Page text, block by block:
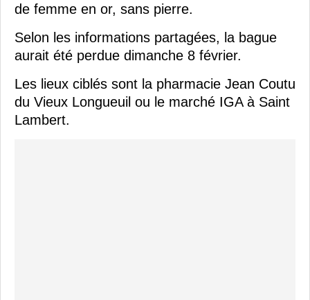
de femme en or, sans pierre.
Selon les informations partagées, la bague
aurait été perdue dimanche 8 février.
Les lieux ciblés sont la pharmacie Jean Coutu
du Vieux Longueuil ou le marché IGA à Saint
Lambert.